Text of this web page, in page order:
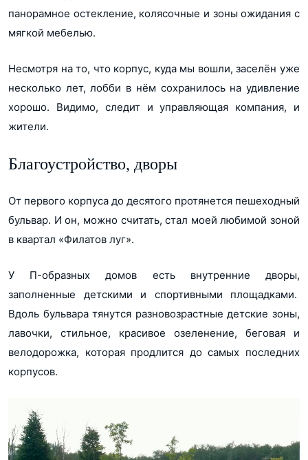
панорамное остекление, колясочные и зоны ожидания с
мягкой мебелью.
Несмотря на то, что корпус, куда мы вошли, заселён уже
несколько лет, лобби в нём сохранилось на удивление
хорошо. Видимо, следит и управляющая компания, и
жители.
Благоустройство, дворы
От первого корпуса до десятого протянется пешеходный
бульвар. И он, можно считать, стал моей любимой зоной
в квартал «Филатов луг».
У П-образных домов есть внутренние дворы,
заполненные детскими и спортивными площадками.
Вдоль бульвара тянутся разновозрастные детские зоны,
лавочки, стильное, красивое озеленение, беговая и
велодорожка, которая продлится до самых последних
корпусов.